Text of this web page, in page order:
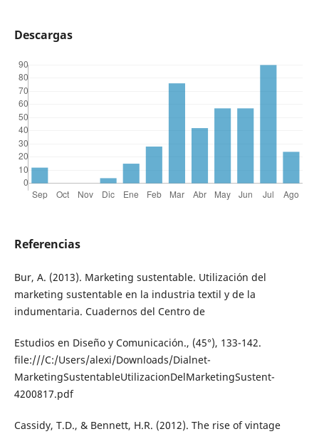
Descargas
Referencias
Bur, A. (2013). Marketing sustentable. Utilización del
marketing sustentable en la industria textil y de la
indumentaria. Cuadernos del Centro de
Estudios en Diseño y Comunicación., (45°), 133-142.
file:///C:/Users/alexi/Downloads/Dialnet-
MarketingSustentableUtilizacionDelMarketingSustent-
4200817.pdf
Cassidy, T.D., & Bennett, H.R. (2012). The rise of vintage